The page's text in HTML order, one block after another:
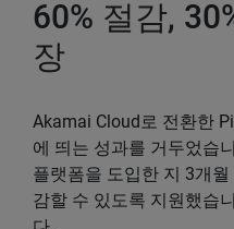
60% 절감,
장
Akamai Cloud로 전환한
에 띄는 성과를 거두었습
플랫폼을 도입한 지 3개
감할 수 있도록 지원했습